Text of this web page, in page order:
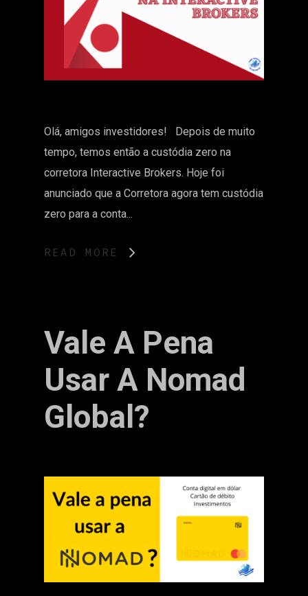
Olá, amigos investidores! Depois de muito
tempo, temos então a custódia zero na
corretora Interactive Brokers. Hoje foi
anunciado que a Corretora agora tem custódia
zero para a conta...
READ MORE
Vale A Pena
Usar A Nomad
Global?